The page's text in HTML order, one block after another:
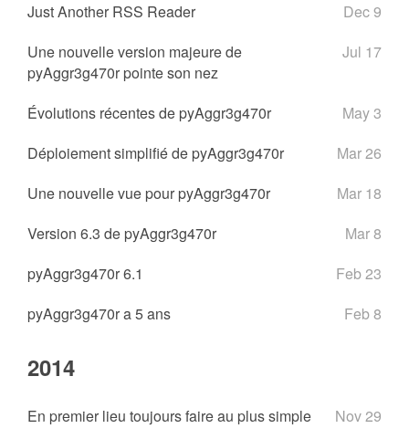
Just Another RSS Reader
Dec 9
Une nouvelle version majeure de
pyAggr3g470r pointe son nez
Jul 17
Évolutions récentes de pyAggr3g470r
May 3
Déploiement simplifié de pyAggr3g470r
Mar 26
Une nouvelle vue pour pyAggr3g470r
Mar 18
Version 6.3 de pyAggr3g470r
Mar 8
pyAggr3g470r 6.1
Feb 23
pyAggr3g470r a 5 ans
Feb 8
2014
En premier lieu toujours faire au plus simple
Nov 29